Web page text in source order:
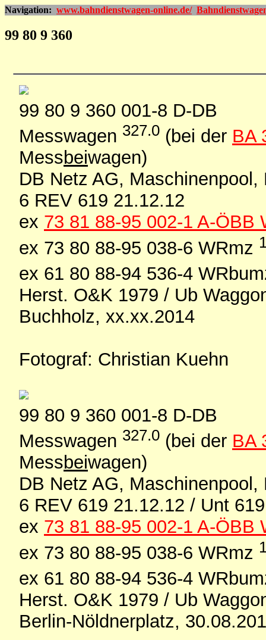
Navigation: www.bahndienstwagen-online.de/
99 80 9 360
99 80 9 360 001-8 D-DB
Messwagen 327.0 (bei der BA
Messbeiwagen)
DB Netz AG, Maschinenpool,
6 REV 619 21.12.12
ex 73 81 88-95 002-1 A-ÖBB
ex 73 80 88-95 038-6 WRmz
ex 61 80 88-94 536-4
Herst. O&K 1979 / Ub
Buchholz, xx.xx.2014
Fotograf: Christian Kuehn
99 80 9 360 001-8 D-DB
Messwagen 327.0 (bei der BA
Messbeiwagen)
DB Netz AG, Maschinenpool,
6 REV 619 21.12.12 / Unt
ex 73 81 88-95 002-1 A-ÖBB
ex 73 80 88-95 038-6 WRmz
ex 61 80 88-94 536-4
Herst. O&K 1979 / Ub
Berlin-Nöldnerplatz,